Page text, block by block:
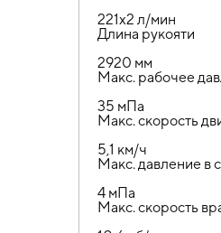
221х2 л/мин
Длина рукояти
2920 мм
Макс. рабочее
35 мПа
Макс. скорость
5,1 км/ч
Макс. давление в
4 мПа
Макс. скорость